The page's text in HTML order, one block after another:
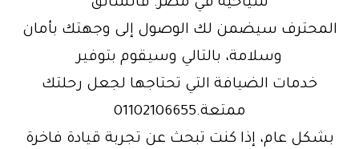
سياحية في مصر. فالسائق
المحترف سيضمن لك الوصول إلى وجهتك بأمان
وسلامة، بالتالي وسيقوم بتوفير
خدمات الضيافة التي تحتاجها لجعل رحلتك
ممتعة.01102106655
بشكل عام، إذا كنت تبحث عن تجربة قيادة فاخرة